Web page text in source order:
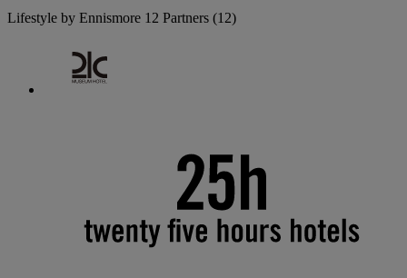
Lifestyle by Ennismore 12 Partners (12)